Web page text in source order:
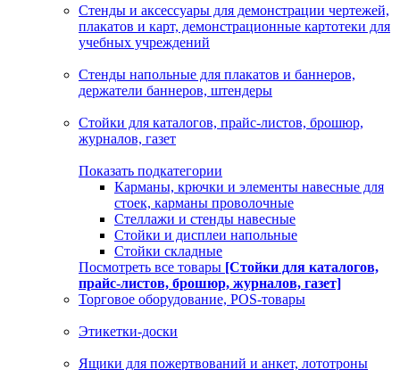
Стенды и аксессуары для демонстрации чертежей,
плакатов и карт, демонстрационные картотеки для
учебных учреждений
Стенды напольные для плакатов и баннеров,
держатели баннеров, штендеры
Стойки для каталогов, прайс-листов, брошюр,
журналов, газет
Показать подкатегории
Карманы, крючки и элементы навесные для
стоек, карманы проволочные
Стеллажи и стенды навесные
Стойки и дисплеи напольные
Стойки складные
Посмотреть все товары [Стойки для каталогов,
прайс-листов, брошюр, журналов, газет]
Торговое оборудование, POS-товары
Этикетки-доски
Ящики для пожертвований и анкет, лототроны